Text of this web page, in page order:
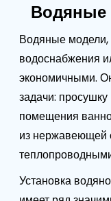
Водяные
Водяные
водоснабжения
экономичными.
задачи:
помещения
из нержавеющей
Установка